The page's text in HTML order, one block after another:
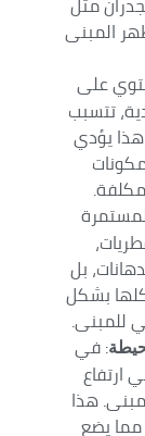
المبنى
على
تتسبب
هذا يؤدي
بل
بشكل
للمبنى.
: في
ارتفاع
هذا
مما يضع